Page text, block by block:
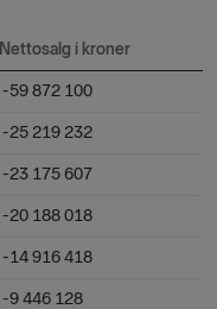
Nettosalg i kroner
-59 872 100
-25 219 232
-23 175 607
-20 188 018
-14 916 418
-9 446 128